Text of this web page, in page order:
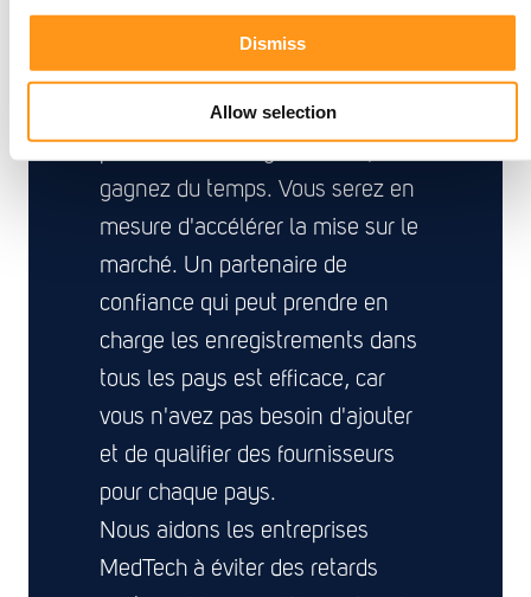
Dismiss
Allow selection
pouvez engager pour une capacité
supplémentaire à court terme ou
pour externaliser entièrement le
gagnez du temps. Vous serez en
mesure d'accélérer la mise sur le
marché. Un partenaire de
confiance qui peut prendre en
charge les enregistrements dans
tous les pays est efficace, car
vous n'avez pas besoin d'ajouter
et de qualifier des fournisseurs
pour chaque pays.
Nous aidons les entreprises
MedTech à éviter des retards